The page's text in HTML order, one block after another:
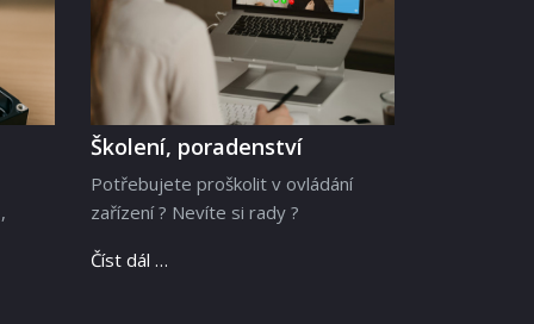
Školení, poradenství
Potřebujete proškolit v ovládání
zařízení ? Nevíte si rady ?
Číst dál …